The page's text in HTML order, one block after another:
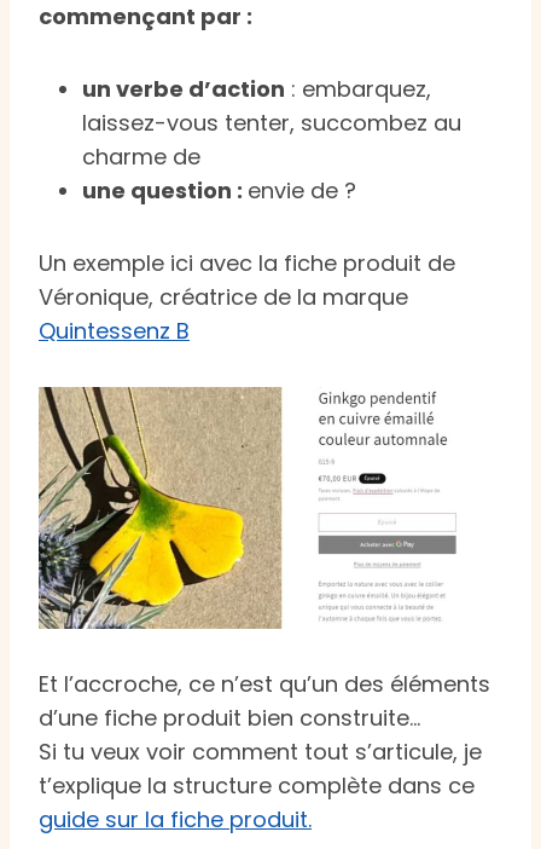
commençant par :
un verbe d’action : embarquez,
laissez-vous tenter, succombez au
charme de
une question : envie de ?
Un exemple ici avec la fiche produit de
Véronique, créatrice de la marque
Quintessenz B
Et l’accroche, ce n’est qu’un des éléments
d’une fiche produit bien construite…
Si tu veux voir comment tout s’articule, je
t’explique la structure complète dans ce
guide sur la fiche produit.